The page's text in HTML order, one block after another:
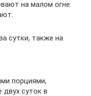
на малом огне
сутки, также на
порциями,
двух суток в